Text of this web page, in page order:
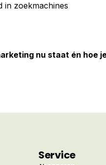
in zoekmachines
nu staat én hoe
Service